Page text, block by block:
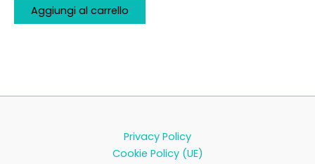
Aggiungi al carrello
Privacy Policy
Cookie Policy (UE)